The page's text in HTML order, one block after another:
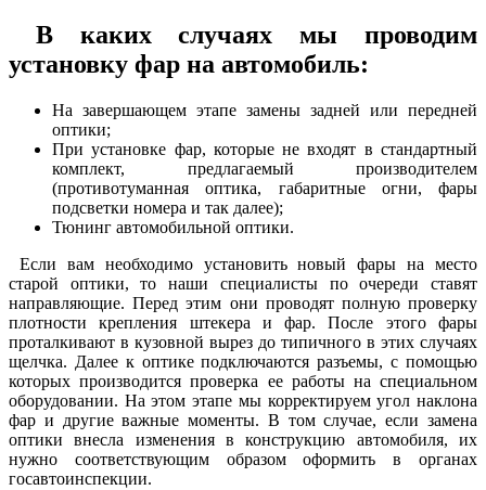
В каких случаях мы проводим
установку фар на автомобиль:
На завершающем этапе замены задней или передней
оптики;
При установке фар, которые не входят в стандартный
комплект, предлагаемый производителем
(противотуманная оптика, габаритные огни, фары
подсветки номера и так далее);
Тюнинг автомобильной оптики.
Если вам необходимо установить новый фары на место
старой оптики, то наши специалисты по очереди ставят
направляющие. Перед этим они проводят полную проверку
плотности крепления штекера и фар. После этого фары
проталкивают в кузовной вырез до типичного в этих случаях
щелчка. Далее к оптике подключаются разъемы, с помощью
которых производится проверка ее работы на специальном
оборудовании. На этом этапе мы корректируем угол наклона
фар и другие важные моменты. В том случае, если замена
оптики внесла изменения в конструкцию автомобиля, их
нужно соответствующим образом оформить в органах
госавтоинспекции.